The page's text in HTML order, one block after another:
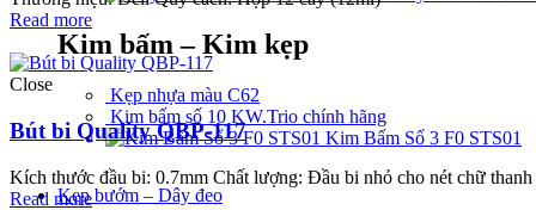
Kim bấm – Kim kẹp
Kẹp nhựa màu C62
Kim bấm số 10 KW.Trio chính hãng
Kim Bấm Số 3 F0 STS01
Kẹp bướm – Dây đeo
Read more
Close
Bút bi Quality QBP-117
Kích thước đầu bi: 0.7mm Chất lượng: Đầu bi nhỏ cho nét chữ
Read more